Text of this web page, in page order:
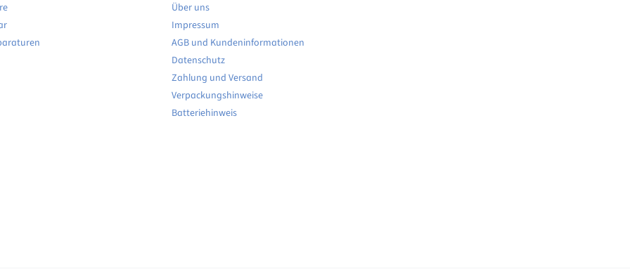
Über uns
Impressum
AGB und Kundeninformationen
Datenschutz
Zahlung und Versand
Verpackungshinweise
Batteriehinweis